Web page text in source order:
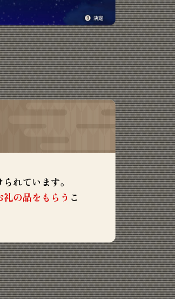
れています。
礼の品をもらう こ